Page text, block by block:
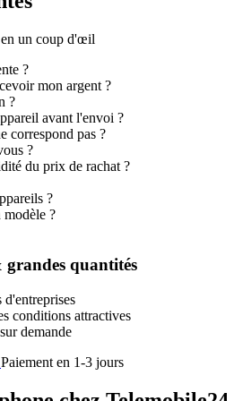
un coup d'œil
?
mon argent ?
?
avant l'envoi ?
correspond pas ?
?
du prix de rachat ?
?
modèle ?
grandes quantités
d'entreprises
conditions attractives
demande
Paiement en 1-3 jours